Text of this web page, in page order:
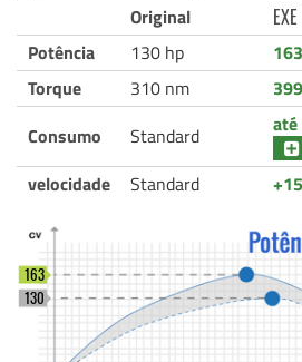
Original
Potência
130 hp
Torque
310 nm
Consumo
Standard
velocidade
Standard
130
163